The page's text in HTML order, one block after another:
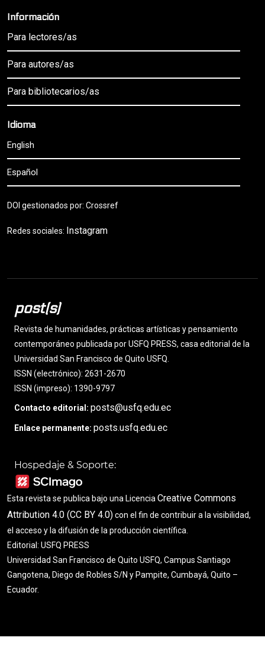
Información
Para lectores/as
Para autores/as
Para bibliotecarios/as
Idioma
English
Español
DOI gestionados por: Crossref
Redes sociales: Instagram
post(s)
Revista de humanidades, prácticas artísticas y pensamiento
contemporáneo publicada por USFQ PRESS, casa editorial de la
Universidad San Francisco de Quito USFQ.
ISSN (electrónico): 2631-2670
ISSN (impreso): 1390-9797
Contacto editorial: posts@usfq.edu.ec
Enlace permanente: posts.usfq.edu.ec
Hospedaje & Soporte:
Esta revista se publica bajo una LicenciaCreative Commons
Attribution 4.0 (CC BY 4.0)con el fin de contribuir a la visibilidad,
el acceso y la difusión de la producción científica.
Editorial: USFQ PRESS
Universidad San Francisco de Quito USFQ, Campus Santiago
Gangotena, Diego de Robles S/N y Pampite, Cumbayá, Quito –
Ecuador.